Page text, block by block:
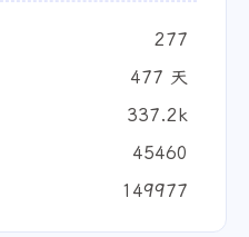
277
477 天
337.2k
45460
149977